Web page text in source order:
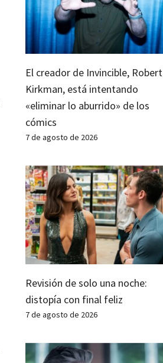
El creador de Invincible, Robert
Kirkman, está intentando
«eliminar lo aburrido» de los
cómics
7 de agosto de 2026
Revisión de solo una noche:
distopía con final feliz
7 de agosto de 2026